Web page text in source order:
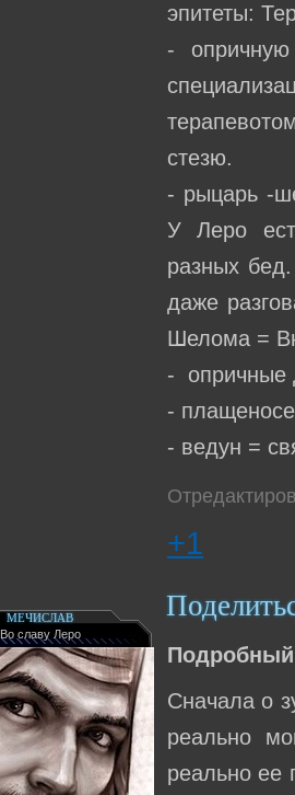
эпитеты:
-
стезю.
- рыцарь -
У Леро
разных
даже
Шелома =
- опричные
-
- ведун =
+1
МЕЧИСЛАВ
Во славу Леро
Подробный
Сначала о
реально
реально ее